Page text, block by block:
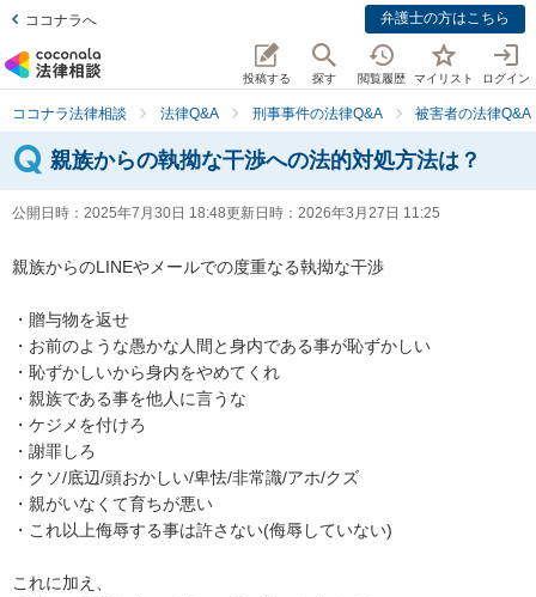
ココナラへ 弁護士の方はこちら
投稿する 探す 閲覧履歴 マイリスト ログイン
ココナラ法律相談 法律Q&A 刑事事件の法律Q&A 被害者の法律Q&A
親族からの執拗な干渉への法的対処方法は？
公開日時： 2025年7月30日 18:48更新日時： 2026年3月27日 11:25
親族からのLINEやメールでの度重なる執拗な干渉
・贈与物を返せ
・お前のような愚かな人間と身内である事が恥ずかしい
・恥ずかしいから身内をやめてくれ
・親族である事を他人に言うな
・ケジメを付けろ
・謝罪しろ
・クソ/底辺/頭おかしい/卑怯/非常識/アホ/クズ
・親がいなくて育ちが悪い
・これ以上侮辱する事は許さない(侮辱していない)
これに加え、